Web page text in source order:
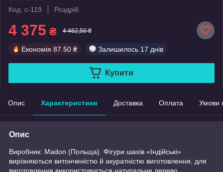
Код: c-119
Роздріб
4 375 ₴ 4 462,50 ₴
Економія 87.50 ₴ Залишилось 17 днів
Купити
Опис Характеристики Доставка Оплата Умови
Опис
Виробник: Madon (Польща). Фігури шахів «Індійські»
вирізняються витонченістю й акуратністю виготовлення, для
виготовлення використовується натуральне дерево,